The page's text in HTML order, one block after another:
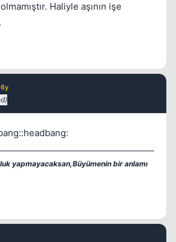
Haliyle aşının işe
yapmayacaksan,Büyümenin bir anlamı